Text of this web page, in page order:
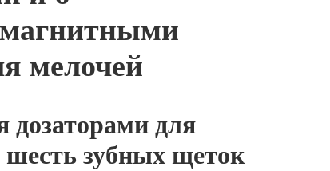
мелочей
дозаторами для
шесть зубных щеток